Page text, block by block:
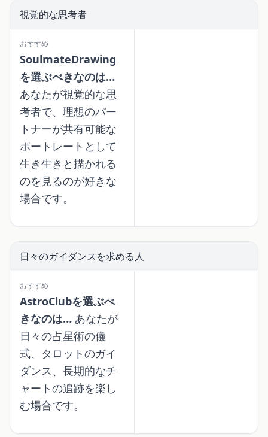
視覚的な思考者
おすすめ
SoulmateDrawing
を選ぶべきなのは…
あなたが視覚的な思
考者で、理想のパー
トナーが共有可能な
ポートレートとして
生き生きと描かれる
のを見るのが好きな
場合です。
日々のガイダンスを求める人
おすすめ
AstroClubを選ぶべ
きなのは… あなたが
日々の占星術の儀
式、タロットのガイ
ダンス、長期的なチ
ャートの追跡を楽し
む場合です。